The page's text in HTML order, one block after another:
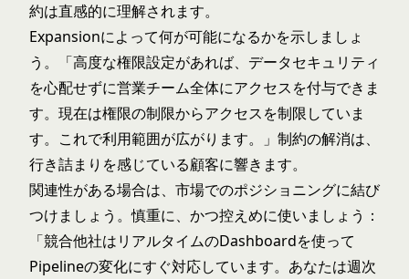
約は直感的に理解されます。
Expansionによって何が可能になるかを示しましょ
う。「高度な権限設定があれば、データセキュリティ
を心配せずに営業チーム全体にアクセスを付与できま
す。現在は権限の制限からアクセスを制限していま
す。これで利用範囲が広がります。」制約の解消は、
行き詰まりを感じている顧客に響きます。
関連性がある場合は、市場でのポジショニングに結び
つけましょう。慎重に、かつ控えめに使いましょう：
「競合他社はリアルタイムのDashboardを使って
Pipelineの変化にすぐ対応しています。あなたは週次